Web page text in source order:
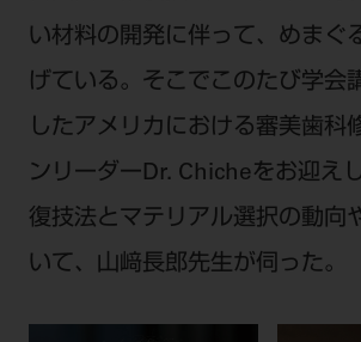
い材料の開発に伴って、めまぐ
げている。そこでこのたび学会
したアメリカにおける審美歯科
ンリーダーDr. Chicheをお迎え
復技法とマテリアル選択の動向
いて、山﨑長郎先生が伺った。
ビバリーくんの歯科イラスト素材
モリタカレンダー
京都
メールでのお問い合わせは
電 話 /0800-222-8020（無
FAX /0800-222-6480（無料
す。